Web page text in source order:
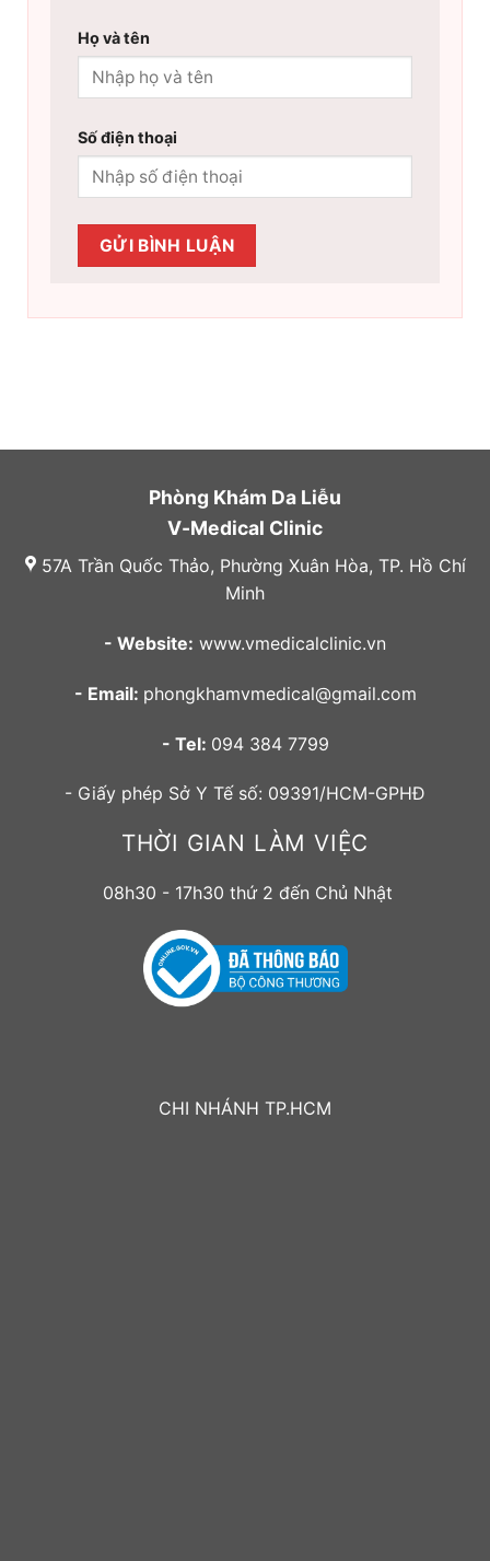
Họ và tên
Số điện thoại
Phòng Khám Da Liễu
V-Medical Clinic
57A Trần Quốc Thảo, Phường Xuân Hòa, TP. Hồ Chí
Minh
- Website: www.vmedicalclinic.vn
- Email: phongkhamvmedical@gmail.com
- Tel: 094 384 7799
- Giấy phép Sở Y Tế số: 09391/HCM-GPHĐ
THỜI GIAN LÀM VIỆC
08h30 - 17h30 thứ 2 đến Chủ Nhật
CHI NHÁNH TP.HCM